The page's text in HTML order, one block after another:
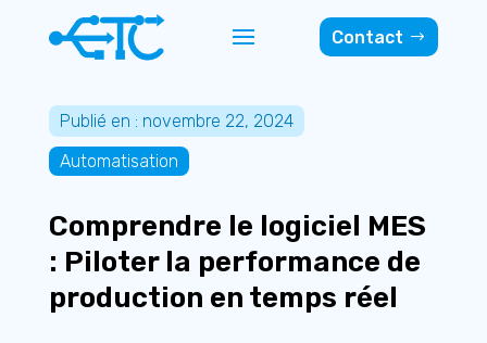
Contact
Publié en : novembre 22, 2024
Automatisation
Comprendre le logiciel MES
: Piloter la performance de
production en temps réel